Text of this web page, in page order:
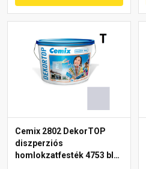
Cemix 2802 DekorTOP
diszperziós
homlokzatfesték 4753 blue